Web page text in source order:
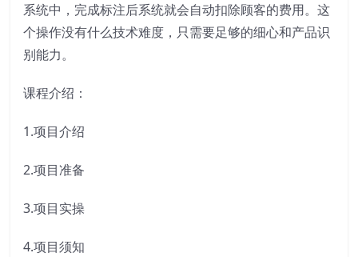
系统中，完成标注后系统就会自动扣除顾客的费用。这
个操作没有什么技术难度，只需要足够的细心和产品识
别能力。
课程介绍：
1.项目介绍
2.项目准备
3.项目实操
4.项目须知